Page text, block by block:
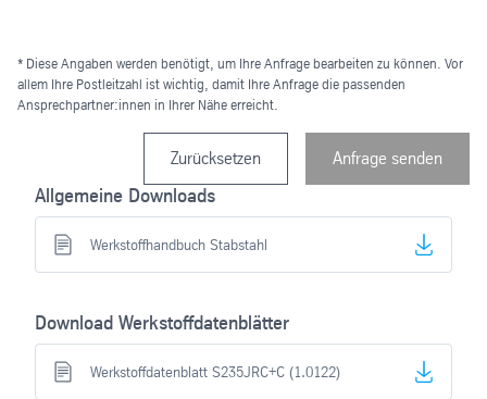
* Diese Angaben werden benötigt, um Ihre Anfrage bearbeiten zu können. Vor
allem Ihre Postleitzahl ist wichtig, damit Ihre Anfrage die passenden
Ansprechpartner:innen in Ihrer Nähe erreicht.
Zurücksetzen Anfrage senden
Allgemeine Downloads
Werkstoffhandbuch Stabstahl
Download Werkstoffdatenblätter
Werkstoffdatenblatt S235JRC+C (1.0122)